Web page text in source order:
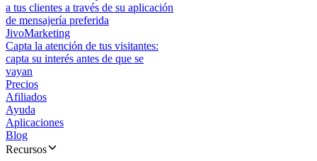
a tus clientes a través de su aplicación
de mensajería preferida
JivoMarketing
Capta la atención de tus visitantes:
capta su interés antes de que se
vayan
Precios
Afiliados
Ayuda
Aplicaciones
Blog
Recursos